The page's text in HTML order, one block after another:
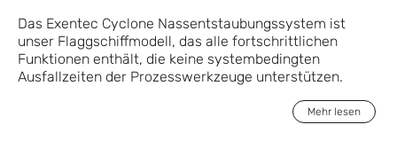
Das Exentec Cyclone Nassentstaubungssystem ist
unser Flaggschiffmodell, das alle fortschrittlichen
Funktionen enthält, die keine systembedingten
Ausfallzeiten der Prozesswerkzeuge unterstützen.
Mehr lesen